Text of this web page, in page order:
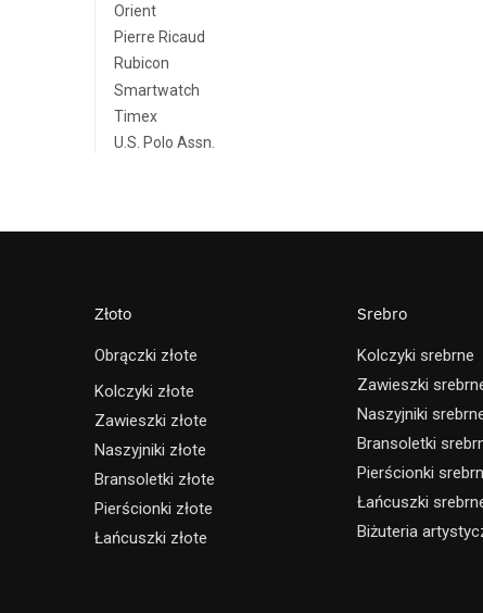
Orient
Pierre Ricaud
Rubicon
Smartwatch
Timex
U.S. Polo Assn.
Złoto
Obrączki złote
Kolczyki złote
Zawieszki złote
Naszyjniki złote
Bransoletki złote
Pierścionki złote
Łańcuszki złote
Srebro
Kolczyki srebrne
Zawieszki
Naszyjniki
Bransoletki
Pierścionki
Łańcuszki
Biżuteria